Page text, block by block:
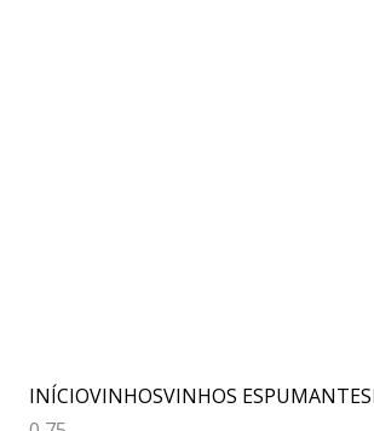
INÍCIOVINHOSVINHOS ESPUMANTES